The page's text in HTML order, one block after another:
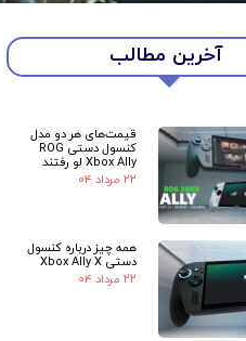
آخرین مطالب
قیمت‌های هر دو مدل
کنسول دستی ROG
Xbox Ally لو رفتند
۲۲ مرداد ۰۴
همه چیز درباره کنسول
دستی Xbox Ally X
۲۲ مرداد ۰۴